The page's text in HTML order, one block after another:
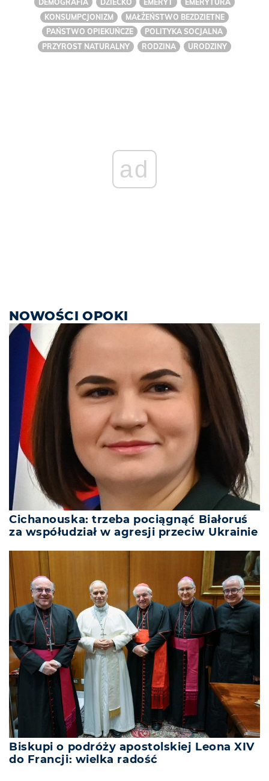
DEMOGRAFIA DZIECKO EMERYT
EMERYTURA
KONSUMPCJONIZM
MAŁŻEŃSTWO BEZDZIETNE
PAŃSTWO OPIEKUŃCZE
POLITYKA SOCJALNA
PRZYROST NATURALNY
RODZINA URODZINY
ad
NOWOŚCI OPOKI
Cichanouska: trzeba pociągnąć Białoruś
za współudział w agresji przeciw Ukrainie
Biskupi o podróży apostolskiej Leona XIV
do Francji: wielka radość